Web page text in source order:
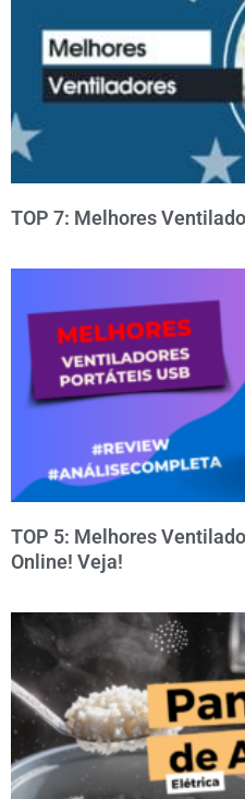
TOP 7: Melhores
TOP 5: Melhores
Online! Veja!